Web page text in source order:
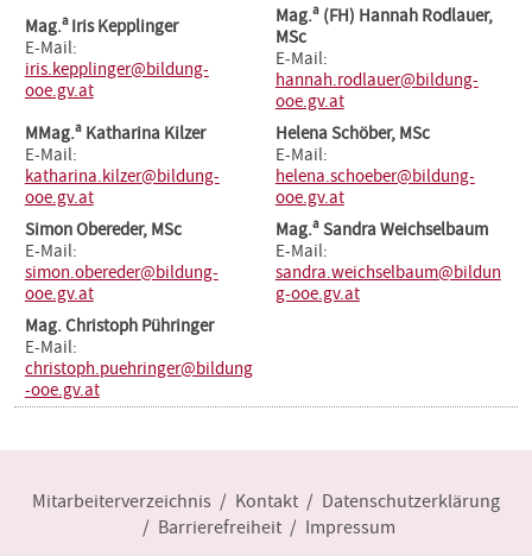
Mag.a Iris Kepplinger
E-Mail:
iris.kepplinger@bildung-
ooe.gv.at
Mag.a(FH) Hannah Rodlauer,
MSc
E-Mail:
hannah.rodlauer@bildung-
ooe.gv.at
MMag.aKatharina Kilzer
E-Mail:
katharina.kilzer@bildung-
ooe.gv.at
Helena Schöber, MSc
E-Mail:
helena.schoeber@bildung-
ooe.gv.at
Simon Obereder, MSc
E-Mail:
simon.obereder@bildung-
ooe.gv.at
Mag.aSandra Weichselbaum
E-Mail:
sandra.weichselbaum@bildun
g-ooe.gv.at
Mag. Christoph Pühringer
E-Mail:
christoph.puehringer@bildung
-ooe.gv.at
Mitarbeiterverzeichnis Kontakt
Datenschutzerklärung
Barrierefreiheit
Impressum